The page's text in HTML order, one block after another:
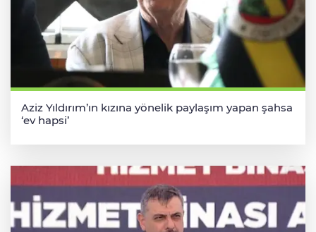
Aziz Yıldırım’ın kızına yönelik paylaşım yapan şahsa
‘ev hapsi’